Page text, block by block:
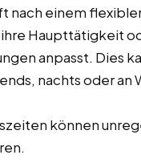
nach einem
ihre Haupttätigkeit
anpasst. Dies
nachts oder an
können